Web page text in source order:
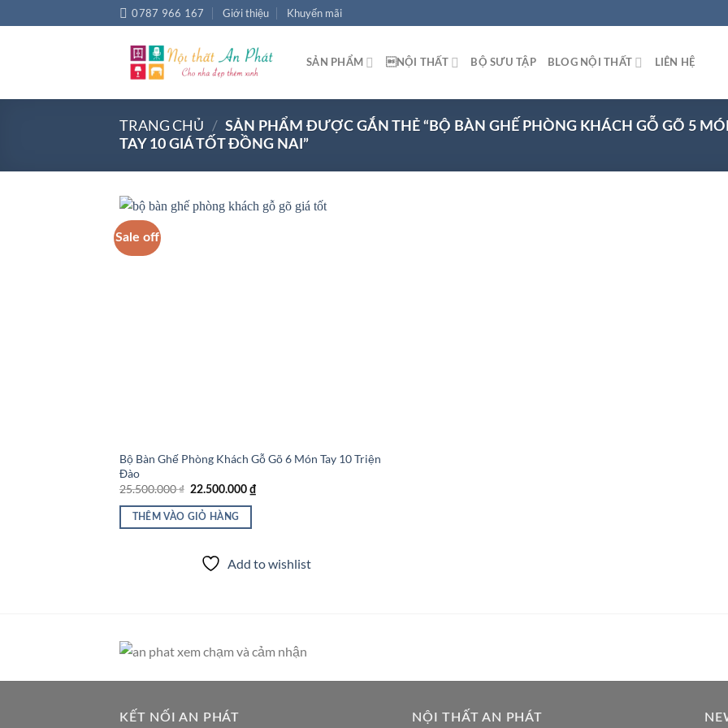
đến
0787 966 167 Giới thiệu Khuyến mãi
SẢN PHẨM NỘI THẤT BỘ SƯU TẬP BLOG NỘI THẤT LIÊN HỆ
TRANG CHỦ / SẢN PHẨM ĐƯỢC GẮN THẺ “BỘ BÀN GHẾ PHÒNG KHÁCH GỖ GÕ 5
TAY 10 GIÁ TỐT ĐỒNG NAI”
Sale off
Bộ Bàn Ghế Phòng Khách Gỗ Gõ 6 Món Tay 10 Triện
Đào
25.500.000₫ Giá
là:
25.500.000 ₫.
22.500.000₫
THÊM VÀO GIỎ HÀNG
Add to wishlist
KẾT NỐI AN PHÁT NỘI THẤT AN PHÁT